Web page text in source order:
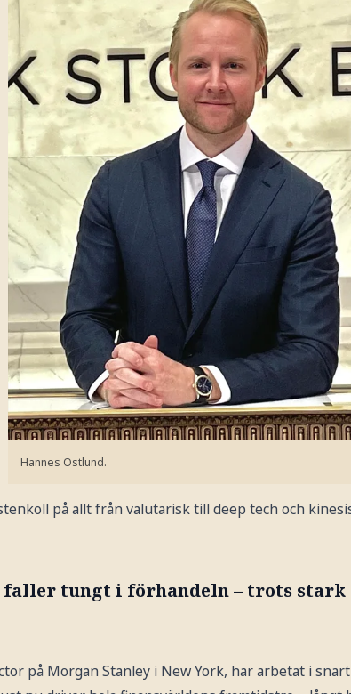
Hannes Östlund.
på allt från valutarisk till deep tech och
faller tungt i förhandeln – trots
på Morgan Stanley i New York, har arbetat i